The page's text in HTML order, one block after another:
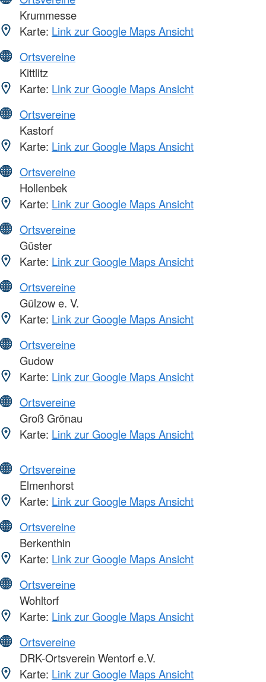
Krummesse
Karte: Link zur Google Maps Ansicht
Ortsvereine
Kittlitz
Karte: Link zur Google Maps Ansicht
Ortsvereine
Kastorf
Karte: Link zur Google Maps Ansicht
Ortsvereine
Hollenbek
Karte: Link zur Google Maps Ansicht
Ortsvereine
Güster
Karte: Link zur Google Maps Ansicht
Ortsvereine
Gülzow e. V.
Karte: Link zur Google Maps Ansicht
Ortsvereine
Gudow
Karte: Link zur Google Maps Ansicht
Ortsvereine
Groß Grönau
Karte: Link zur Google Maps Ansicht
Ortsvereine
Elmenhorst
Karte: Link zur Google Maps Ansicht
Ortsvereine
Berkenthin
Karte: Link zur Google Maps Ansicht
Ortsvereine
Wohltorf
Karte: Link zur Google Maps Ansicht
Ortsvereine
DRK-Ortsverein Wentorf e.V.
Karte: Link zur Google Maps Ansicht